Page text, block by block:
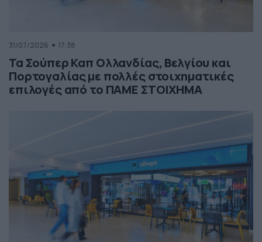
31/07/2026 17:38
Τα Σούπερ Καπ Ολλανδίας, Βελγίου και
Πορτογαλίας με πολλές στοιχηματικές
επιλογές από το ΠΑΜΕ ΣΤΟΙΧΗΜΑ